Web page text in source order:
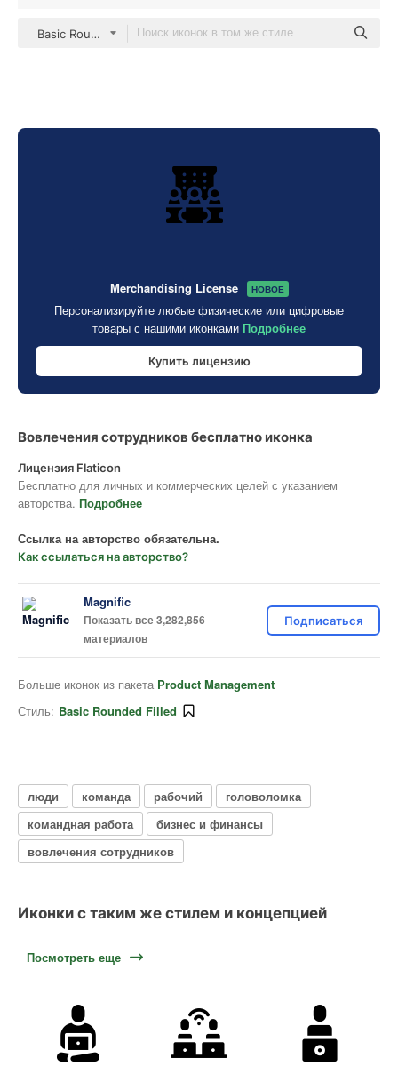
Basic Rounded Filled
Merchandising License НОВОЕ
Персонализируйте любые физические или цифровые
товары с нашими иконками Подробнее
Купить лицензию
Вовлечения сотрудников бесплатно иконка
Лицензия Flaticon
Бесплатно для личных и коммерческих целей с указанием
авторства. Подробнее
Ссылка на авторство обязательна.
Как ссылаться на авторство?
Magnific
Показать все 3,282,856
материалов
Подписаться
Больше иконок из пакета Product Management
Стиль: Basic Rounded Filled
люди команда рабочий
головоломка
командная работа
бизнес и финансы
вовлечения сотрудников
Иконки с таким же стилем и концепцией
Посмотреть еще